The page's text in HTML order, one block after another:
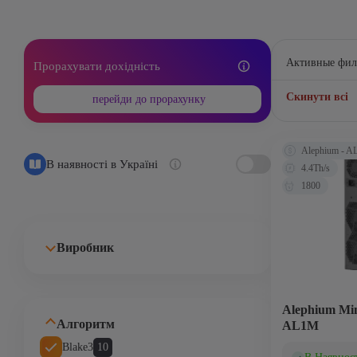
Прорахувати дохідність
перейди до прорахунку
В наявності в Україні
Виробник
Алгоритм
Blake3 10
Активные
Скинути всі
Alephium
AL1M
Alephium -
4.4Th/s
1800